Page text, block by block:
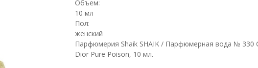
Объем:
10 мл
Пол:
женский
Парфюмерия Shaik SHAIK / Парфюмерная вода № 330
Dior Pure Poison, 10 мл.